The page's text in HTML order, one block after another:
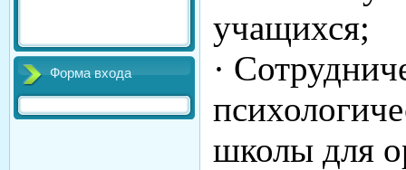
Форма входа
учащихся;
·
школы для